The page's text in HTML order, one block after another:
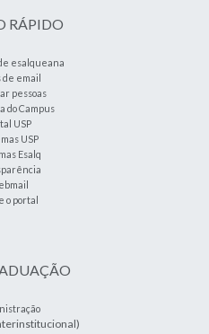
RÁPIDO
esalqueana
de email
pessoas
do Campus
USP
USP
Esalq
o portal